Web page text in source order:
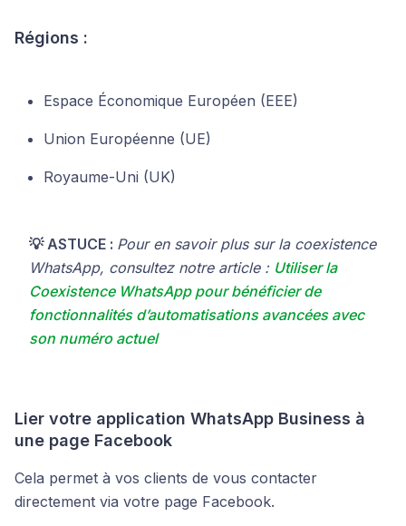
Régions :
Espace Économique Européen (EEE)
Union Européenne (UE)
Royaume-Uni (UK)
💡 ASTUCE : Pour en savoir plus sur la coexistence
WhatsApp, consultez notre article : Utiliser la
Coexistence WhatsApp pour bénéficier de
fonctionnalités d’automatisations avancées avec
son numéro actuel
Lier votre application WhatsApp Business à
une page Facebook
Cela permet à vos clients de vous contacter
directement via votre page Facebook.